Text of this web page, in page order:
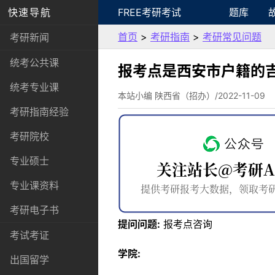
快速导航
考研新闻
统考公共课
统考专业课
考研指南经验
考研院校
专业硕士
专业课资料
考研电子书
考试考证
出国留学
FREE考研考试 题库
首页 > 考研指南 > 考研常见问题
报考点是西安市户籍的
本站小编 陕西省（招办）/2022-11-09
提问问题: 报考点咨询
学院: